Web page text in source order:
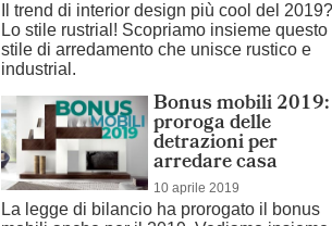
Il trend di interior design più cool del 2019?
Lo stile rustrial! Scopriamo insieme questo
stile di arredamento che unisce rustico e
industrial.
Bonus mobili 2019:
proroga delle
detrazioni per
arredare casa
10 aprile 2019
La legge di bilancio ha prorogato il bonus